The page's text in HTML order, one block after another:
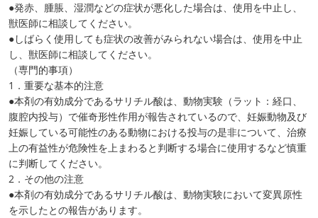
●発赤、腫脹、湿潤などの症状が悪化した場合は、使用を中止し、
獣医師に相談してください。
●しばらく使用しても症状の改善がみられない場合は、使用を中止
し、獣医師に相談してください。
（専門的事項）
1．重要な基本的注意
●本剤の有効成分であるサリチル酸は、動物実験（ラット：経口、
腹腔内投与）で催奇形性作用が報告されているので、妊娠動物及び
妊娠している可能性のある動物における投与の是非について、治療
上の有益性が危険性を上まわると判断する場合に使用するなど慎重
に判断してください。
2．その他の注意
●本剤の有効成分であるサリチル酸は、動物実験において変異原性
を示したとの報告があります。